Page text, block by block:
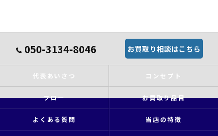
050-3134-8046 お買取り相談はこちら
代表あいさつ コンセプト
フロー お買取り品目
よくある質問 当店の特徴